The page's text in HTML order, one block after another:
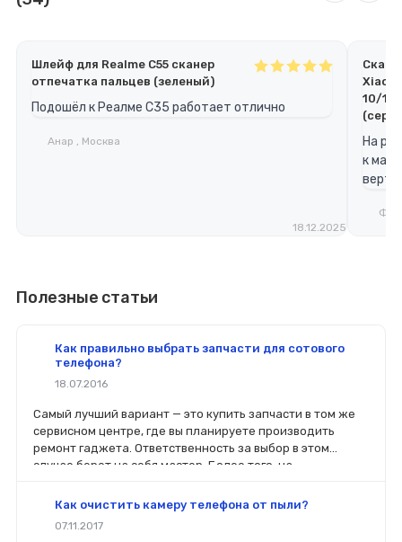
Шлейф для Realme C55 сканер
отпечатка пальцев (зеленый)
Подошёл к Реалме С35 работает отлично
Анар , Москва
18.12.2025
10/
На
к
Полезные статьи
Как правильно выбрать запчасти для сотового
телефона?
18.07.2016
Самый лучший вариант — это купить запчасти в том же
сервисном центре, где вы планируете производить
ремонт гаджета. Ответственность за выбор в этом
случае берет на себя мастер. Более того, на
вы планируете делать ремонт самостоятельно, то выбор
перед покупкой нового модуля старый был в руках. Так
Как очистить камеру телефона от пыли?
07.11.2017